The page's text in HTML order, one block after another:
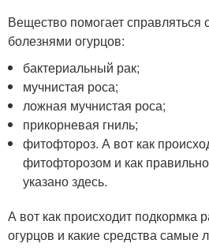
Вещество помогает
болезнями огурцов:
бактериальный рак;
мучнистая роса;
ложная мучнистая роса;
прикорневая гниль;
фитофтороз. А вот как
фитофторозом и как
указано здесь.
А вот как происходит подкормка
огурцов и какие средства самые